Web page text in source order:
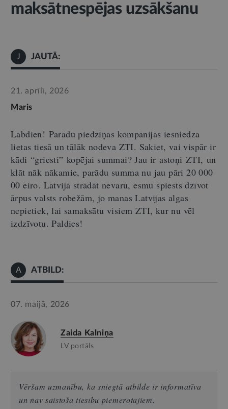
maksātnespējas uzsākšanu
J JAUTĀ:
21. aprīlī, 2026
Maris
Labdien! Parādu piedziņas kompānijas iesniedza
lietas tiesā un tālāk nodeva ZTI. Sakiet, vai vispār ir
kādi “griesti” kopējai summai?Jau ir astoņi ZTI, un
klāt nāk nākamie, parādu summa nu jau pāri 20 000
00 eiro. Latvijā strādāt nevaru, esmu spiests dzīvot
ārpus valsts robežām, jo manas Latvijas algas
nepietiek, lai samaksātu visiem ZTI, kur nu vēl
izdzīvotu. Paldies!
A ATBILD:
07. maijā, 2026
Zaida Kalniņa
LV portāls
Vēršam uzmanību, ka sniegtā atbilde ir informatīva
un nav saistoša tiesību piemērotājiem.